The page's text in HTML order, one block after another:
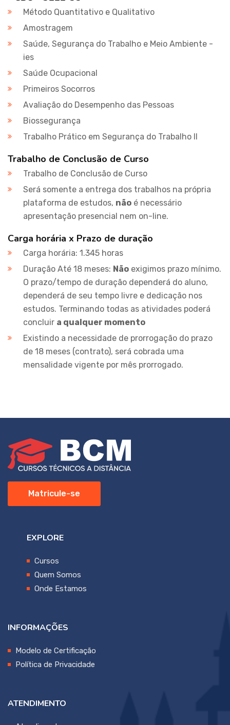
Método Quantitativo e Qualitativo
Amostragem
Saúde, Segurança do Trabalho e Meio Ambiente -
ies
Saúde Ocupacional
Primeiros Socorros
Avaliação do Desempenho das Pessoas
Biossegurança
Trabalho Prático em Segurança do Trabalho II
Trabalho de Conclusão de Curso
Trabalho de Conclusão de Curso
Será somente a entrega dos trabalhos na própria
plataforma de estudos, não é necessário
apresentação presencial nem on-line.
Carga horária x Prazo de duração
Carga horária: 1.345 horas
Duração Até 18 meses: Não exigimos prazo mínimo.
O prazo/tempo de duração dependerá do aluno,
dependerá de seu tempo livre e dedicação nos
estudos. Terminando todas as atividades poderá
concluir a qualquer momento
Existindo a necessidade de prorrogação do prazo
de 18 meses (contrato), será cobrada uma
mensalidade vigente por mês prorrogado.
Matricule-se
EXPLORE
Cursos
Quem Somos
Onde Estamos
INFORMAÇÕES
Modelo de Certificação
Política de Privacidade
ATENDIMENTO